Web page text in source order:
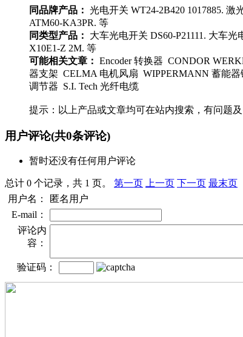
同品牌产品： 光电开关 WT24-2B420 1017885.
ATM60-KA3PR. 等
同类型产品：
大车光电开关 DS60-P21111. 大车
X10E1-Z 2M. 等
可能相关文章： Encoder 转换器 CONDOR
器支架 CELMA 电机风扇 WIPPERMANN 蓄能器
调节器 S.I. Tech 光纤电缆
提示：以上产品或文章均可在站内搜索，有问题及
用户评论(共0条评论)
暂时还没有任何用户评论
总计 0 个记录，共 1 页。 第一页 上一页 下一页 最末页
用户名：
匿名用户
E-mail：
评论内
容：
验证码：